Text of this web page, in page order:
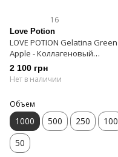
16
Love Potion
LOVE POTION Gelatina Green
Apple - Коллагеновый
восполнитель 1000 мл
2 100 грн
Нет в наличии
Объем
1000 500 250
100
50